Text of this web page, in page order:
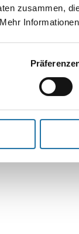
zusammen,
Sie erleichtert
profitieren von
Sie in unserem
lassen Sie sich